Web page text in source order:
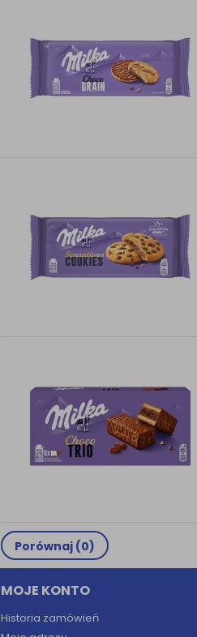
Porównaj (0)
MOJE KONTO
Historia zamówień